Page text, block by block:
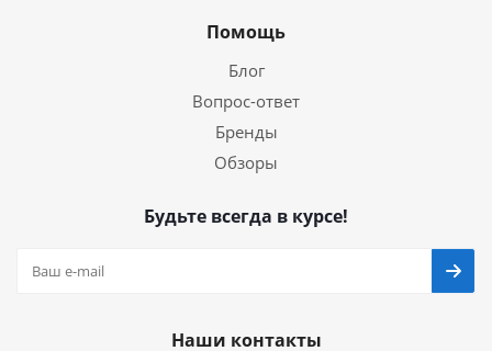
Помощь
Блог
Вопрос-ответ
Бренды
Обзоры
Будьте всегда в курсе!
Наши контакты